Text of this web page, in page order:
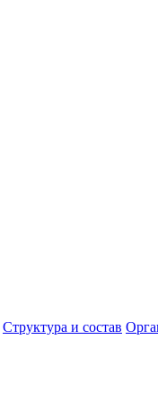
Структура и состав